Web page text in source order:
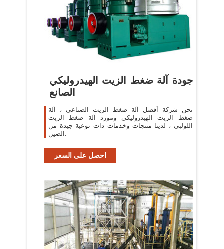
جودة آلة ضغط الزيت الهيدروليكي
الصانع
نحن شركة أفضل آلة ضغط الزيت الصناعي ، آلة
ضغط الزيت الهيدروليكي ومورد آلة ضغط الزيت
اللولبي ، لدينا منتجات وخدمات ذات نوعية جيدة من
الصين.
احصل على السعر